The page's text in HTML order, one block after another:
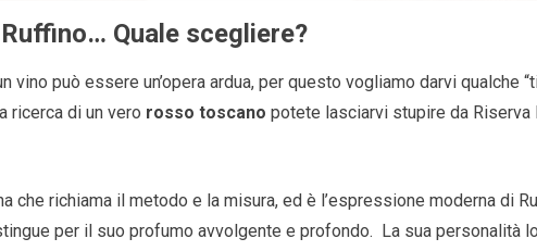
Quale scegliere?
vino può essere un’opera ardua, per questo vogliamo darvi qualche
ricerca di un vero rosso toscano potete lasciarvi stupire da Riserva
che richiama il metodo e la misura, ed è l’espressione moderna di
per il suo profumo avvolgente e profondo. La sua personalità